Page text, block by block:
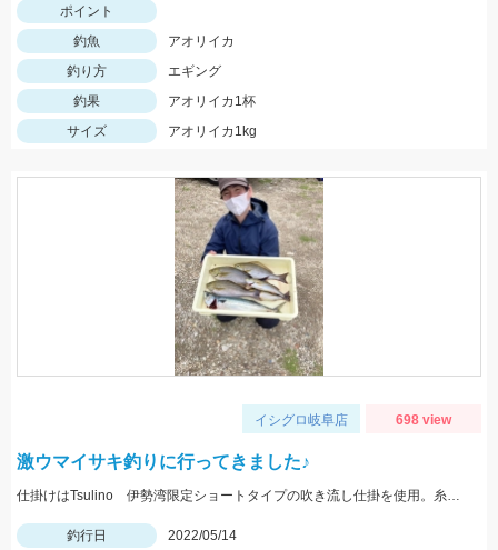
ポイント
釣魚
アオリイカ
釣り方
エギング
釣果
アオリイカ1杯
サイズ
アオリイカ1kg
イシグロ岐阜店 698 view
激ウマイサキ釣りに行ってきました♪
仕掛けはTsulino 伊勢湾限定ショートタイプの吹き流し仕掛を使用。糸絡みも少なくオススメです！
釣行日
2022/05/14